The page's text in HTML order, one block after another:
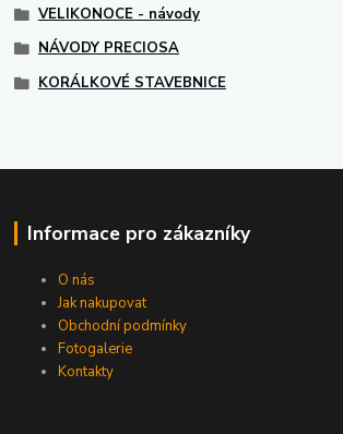
VELIKONOCE - návody
NÁVODY PRECIOSA
KORÁLKOVÉ STAVEBNICE
Informace pro zákazníky
O nás
Jak nakupovat
Obchodní podmínky
Fotogalerie
Kontakty